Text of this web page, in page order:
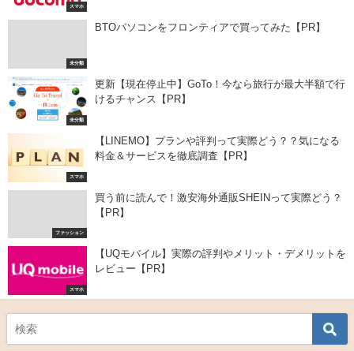
スマホ
未分類
BTOパソコンをフロンティアで買ってみた【PR】
未分類
更新【現在停止中】GoTo！今なら旅行が最大半額で行
けるチャンス【PR】
スマホ
【LINEMO】プランや評判って実際どう？？気になる
料金＆サービスを徹底調査【PR】
ファッション
買う前に読んで！激安海外通販SHEINって実際どう？
【PR】
スマホ
【UQモバイル】実際の評判やメリット・デメリットを
レビュー【PR】